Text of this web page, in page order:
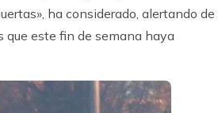
ha considerado, alertando de
que este fin de semana haya